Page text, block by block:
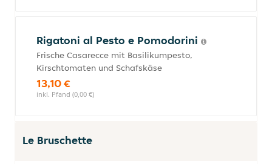
Rigatoni al Pesto e Pomodorini
Frische Casarecce mit Basilikumpesto,
Kirschtomaten und Schafskäse
13,10 €
inkl. Pfand (0,00 €)
Le Bruschette